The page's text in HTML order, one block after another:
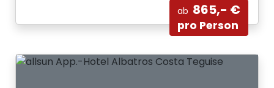
ab 865,- €
pro Person